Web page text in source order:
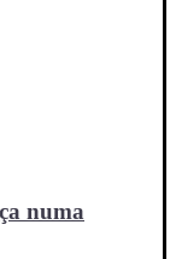
numa